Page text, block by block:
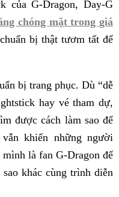
của G-Dragon, Day-G
chóng mặt trong giá
bị thật tươm tất để
bị trang phục. Dù “dễ
hay vé tham dự,
được cách làm sao để
khiến những người
là fan G-Dragon để
khác cùng trình diễn